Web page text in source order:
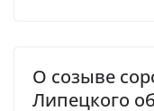
О созыве
Липецкого